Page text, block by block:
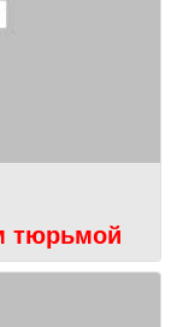
тюрьмой